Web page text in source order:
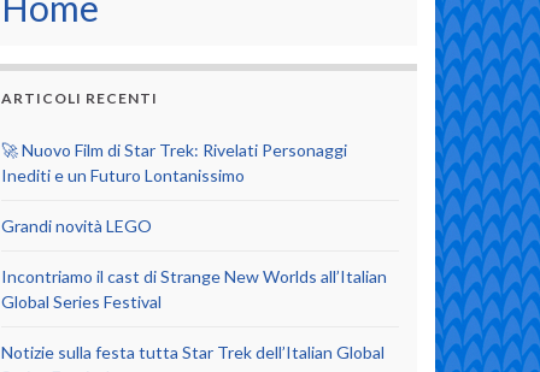
ARTICOLI RECENTI
🚀 Nuovo Film di Star Trek: Rivelati Personaggi
Inediti e un Futuro Lontanissimo
Grandi novità LEGO
Incontriamo il cast di Strange New Worlds all’Italian
Global Series Festival
Notizie sulla festa tutta Star Trek dell’Italian Global